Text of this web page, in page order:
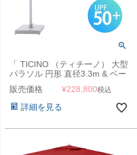
「 TICINO （ティチーノ） 大型
パラソル 円形 直径3.3m & ベー
ス 220kg セット （カバー付
き） 」【送料要見積り】
販売価格 ¥228,800税込
詳細を見る